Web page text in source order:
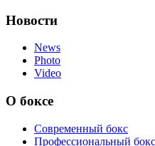
Новости
News
Photo
Video
О боксе
Современный бокс
Профессиональный бокс